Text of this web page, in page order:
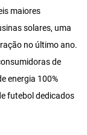
maiores
solares, uma
no último ano.
de
energia 100%
futebol dedicados